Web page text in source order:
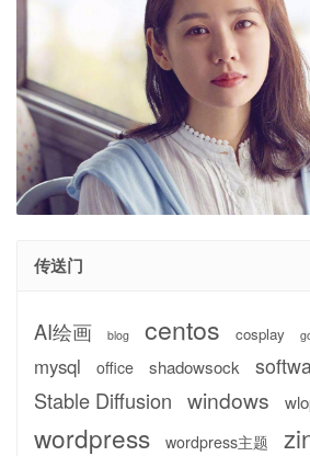
传送门
AI绘画 blog centos cosplay
mysql office shadowsock
Stable Diffusion windows
wordpress wordpress主题